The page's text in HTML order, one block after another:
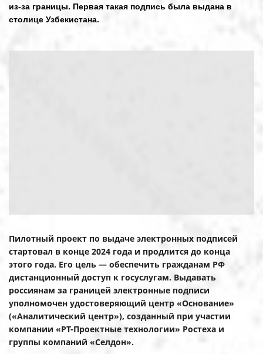
из-за границы. Первая такая подпись была выдана в
столице Узбекистана.
Пилотный проект по выдаче электронных подписей
стартовал в конце 2024 года и продлится до конца
этого года. Его цель — обеспечить гражданам РФ
дистанционный доступ к госуслугам. Выдавать
россиянам за границей электронные подписи
уполномочен удостоверяющий центр «Основание»
(«Аналитический центр»), созданный при участии
компании «РТ-Проектные технологии» Ростеха и
группы компаний «Селдон».